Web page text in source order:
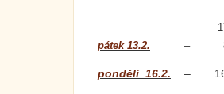
–
pátek 13.2.
–
pondělí 16.2. –